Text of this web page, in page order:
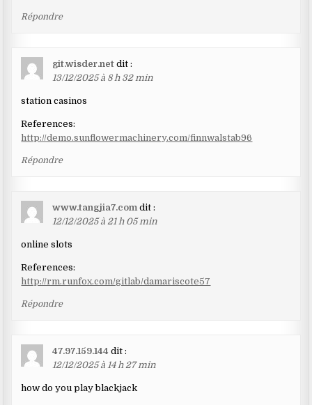
Répondre
git.wisder.net dit :
13/12/2025 à 8 h 32 min
station casinos
References:
http://demo.sunflowermachinery.com/finnwalstab96
Répondre
www.tangjia7.com dit :
12/12/2025 à 21 h 05 min
online slots
References:
http://rm.runfox.com/gitlab/damariscote57
Répondre
47.97.159.144 dit :
12/12/2025 à 14 h 27 min
how do you play blackjack